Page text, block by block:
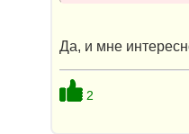
Да, и мне
2